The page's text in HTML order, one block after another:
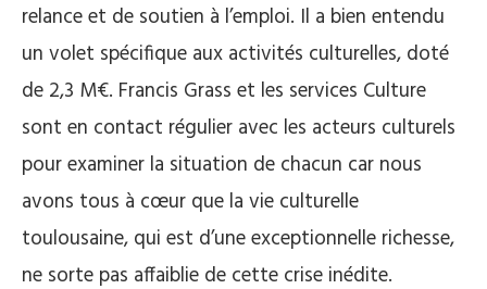
relance et de soutien à l’emploi. Il a bien entendu
un volet spécifique aux activités culturelles, doté
de 2,3 M€. Francis Grass et les services Culture
sont en contact régulier avec les acteurs culturels
pour examiner la situation de chacun car nous
avons tous à cœur que la vie culturelle
toulousaine, qui est d’une exceptionnelle richesse,
ne sorte pas affaiblie de cette crise inédite.